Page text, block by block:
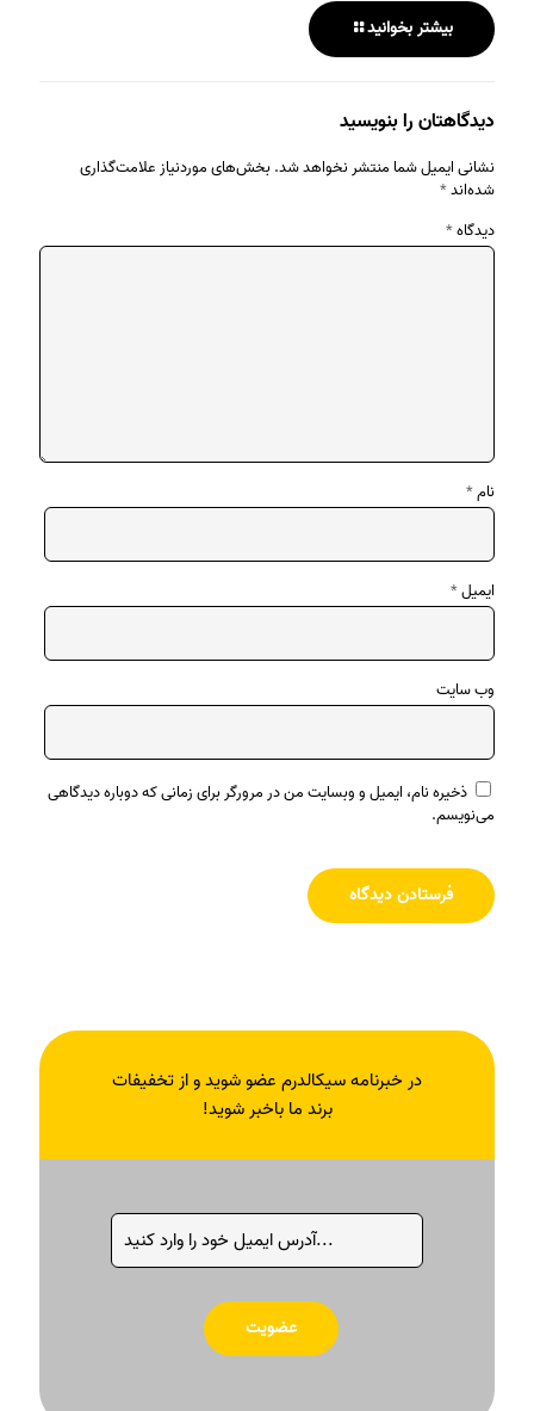
بیشتر بخوانید
دیدگاهتان را بنویسید
نشانی ایمیل شما منتشر نخواهد شد.بخش‌های موردنیاز علامت‌گذاری
شده‌اند*
دیدگاه*
نام*
ایمیل*
وب‌ سایت
ذخیره نام، ایمیل و وبسایت من در مرورگر برای زمانی که دوباره دیدگاهی
می‌نویسم.
در خبرنامه سیکالدرم عضو شوید و از تخفیفات
برند ما باخبر شوید!